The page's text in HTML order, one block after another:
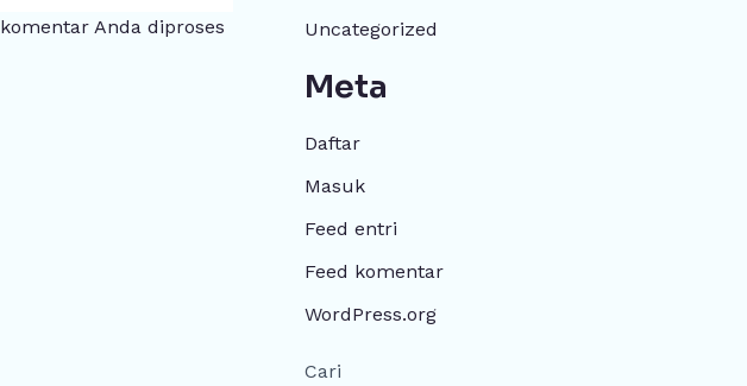
Anda diproses
Uncategorized
Meta
Daftar
Masuk
Feed entri
Feed komentar
WordPress.org
Cari